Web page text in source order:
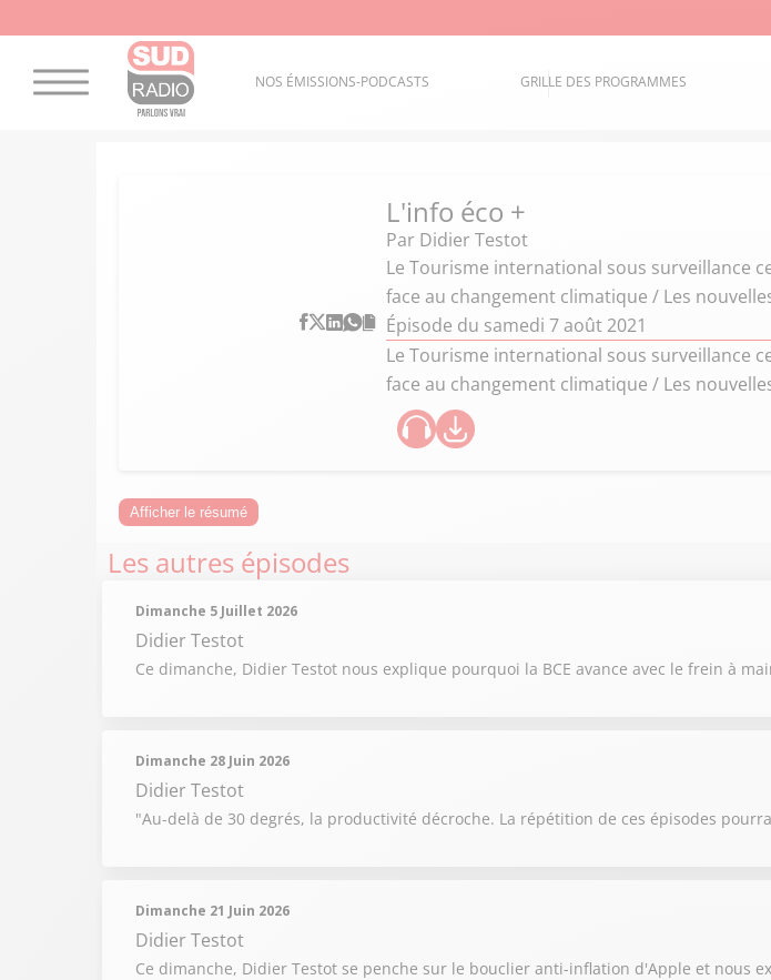
NOS ÉMISSIONS-PODCASTS GRILLE DES PROGRAMMES
L'info éco +
Par Didier Testot
Le Tourisme international sous surveillance
face au changement climatique / Les
Épisode du samedi 7 août 2021
Le Tourisme international sous surveillance
face au changement climatique / Les
Afficher le résumé
Les autres épisodes
Dimanche 5 Juillet 2026
Didier Testot
Ce dimanche, Didier Testot nous explique pourquoi la BCE avance avec le frein à
Dimanche 28 Juin 2026
Didier Testot
"Au-delà de 30 degrés, la productivité décroche. La répétition de ces épisodes
Dimanche 21 Juin 2026
Didier Testot
Ce dimanche, Didier Testot se penche sur le bouclier anti-inflation d'Apple et nous